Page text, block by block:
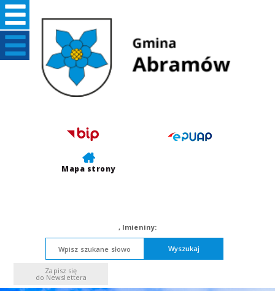
Mapa strony
, Imieniny:
Wyszukaj
Zapisz się
do Newslettera